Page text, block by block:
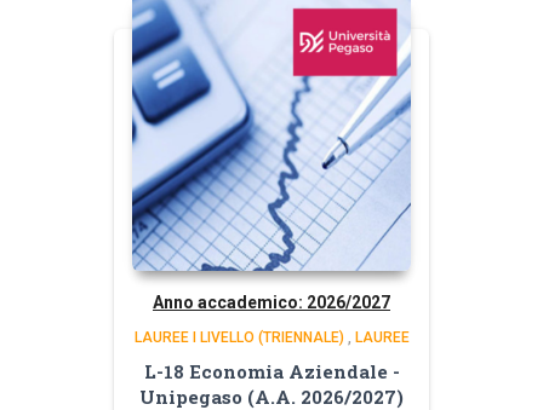
Anno accademico: 2026/2027
LAUREE I LIVELLO (TRIENNALE), LAUREE
L-18 Economia Aziendale -
Unipegaso (A.A. 2026/2027)